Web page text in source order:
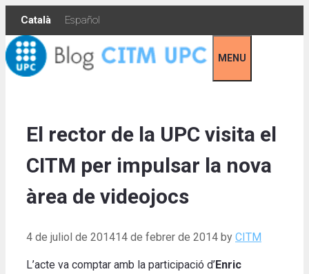
Skip
content
Català Español
MENU
El rector de la UPC visita el
CITM per impulsar la nova
àrea de videojocs
4 de juliol de 201414 de febrer de 2014 by CITM
L’acte va comptar amb la participació d’Enric